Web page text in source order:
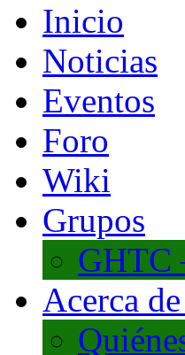
Inicio
Noticias
Eventos
Foro
Wiki
Grupos
GHTC
Acerca